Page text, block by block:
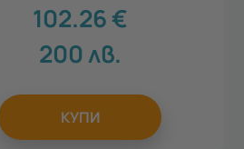
102.26€
200лв.
КУПИ